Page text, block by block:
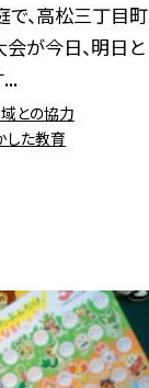
、高松三丁目町
が今日、明日と
との協力
た教育